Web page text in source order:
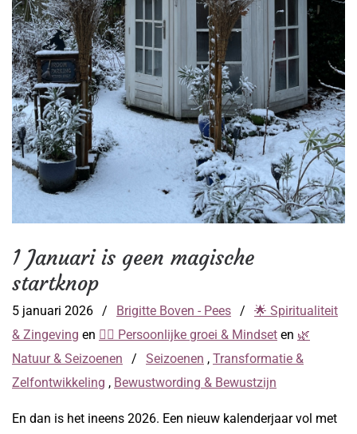
1 Januari is geen magische
startknop
5 januari 2026 / Brigitte Boven - Pees /
🌟 Spiritualiteit
& Zingeving en 🧘‍♀️ Persoonlijke groei & Mindset en 🌿
Natuur & Seizoenen
/ Seizoenen , Transformatie &
Zelfontwikkeling , Bewustwording & Bewustzijn
En dan is het ineens 2026. Een nieuw kalenderjaar vol met